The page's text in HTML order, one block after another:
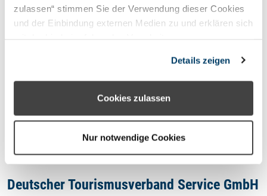
zulassen“ stimmen Sie der Verwendung dieser Cookies
und der Einbindung externen Medien zu und erklären sich
können Sie über die Schaltfläche „Nur notwendige
Cookies“ ohne die Erklärung einer Einwilligung fortfahren.
In diesem Fall werden nur notwendige Cookies
den Cookie- Einstellungen widerrufen oder ändern.
Details zeigen
Cookies zulassen
Nur notwendige Cookies
Deutscher Tourismusverband Service GmbH
Datenschutzhinweis